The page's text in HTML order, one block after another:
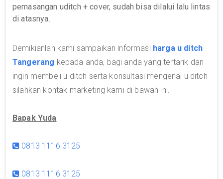
pemasangan uditch + cover, sudah bisa dilalui lalu lintas
di atasnya.
Demikianlah kami sampaikan informasi harga u ditch
Tangerang kepada anda, bagi anda yang tertarik dan
ingin membeli u ditch serta konsultasi mengenai u ditch
silahkan kontak marketing kami di bawah ini.
Bapak Yuda
0813 1116 3125
0813 1116 3125